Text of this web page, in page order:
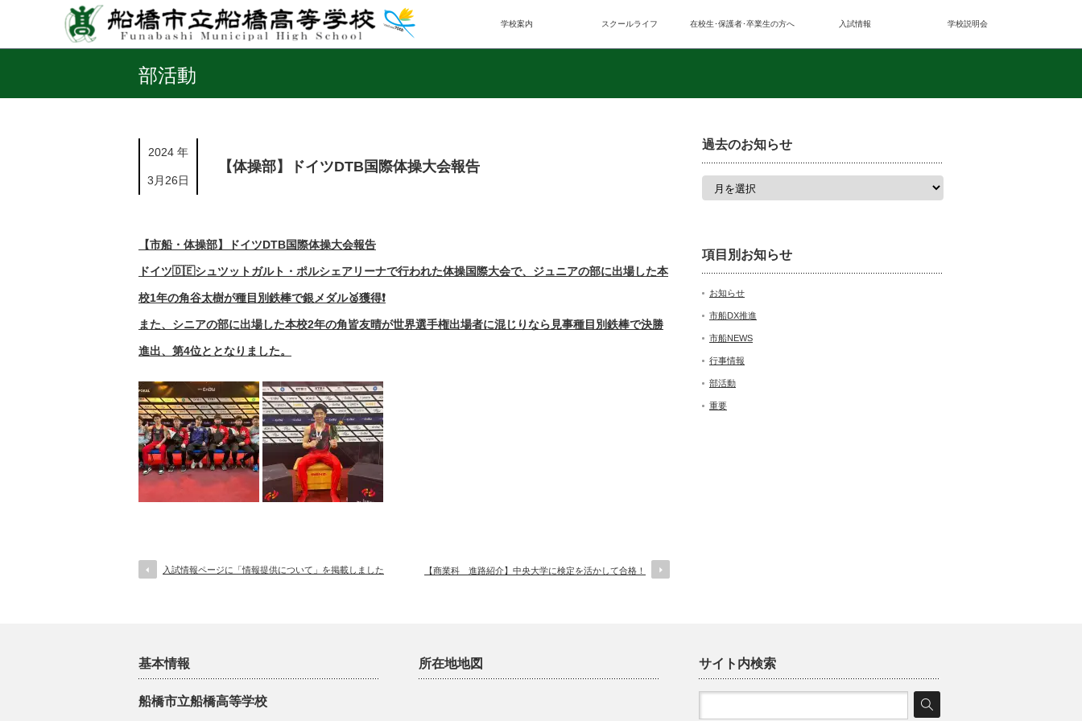
学校案内 スクールライフ 在校生･保護者･卒業生の方へ 入試情報 学校説明会
部活動
2024 年
3月26日
【体操部】ドイツDTB国際体操大会報告
【市船・体操部】ドイツDTB国際体操大会報告
ドイツ🇩🇪シュツットガルト・ポルシェアリーナで行われた体操国際大会で、ジュニアの部に出場した本
校1年の角谷太樹が種目別鉄棒で銀メダル🥈獲得❗️
また、シニアの部に出場した本校2年の角皆友晴が世界選手権出場者に混じりなら見事種目別鉄棒で決勝
進出、第4位ととなりました。
入試情報ページに「情報提供について」を掲載しました 【商業科 進路紹介】中央大学に検定を活かして合格！
過去のお知らせ
項目別お知らせ
お知らせ
市船DX推進
市船NEWS
行事情報
部活動
重要
基本情報
船橋市立船橋高等学校
所在地地図 サイト内検索